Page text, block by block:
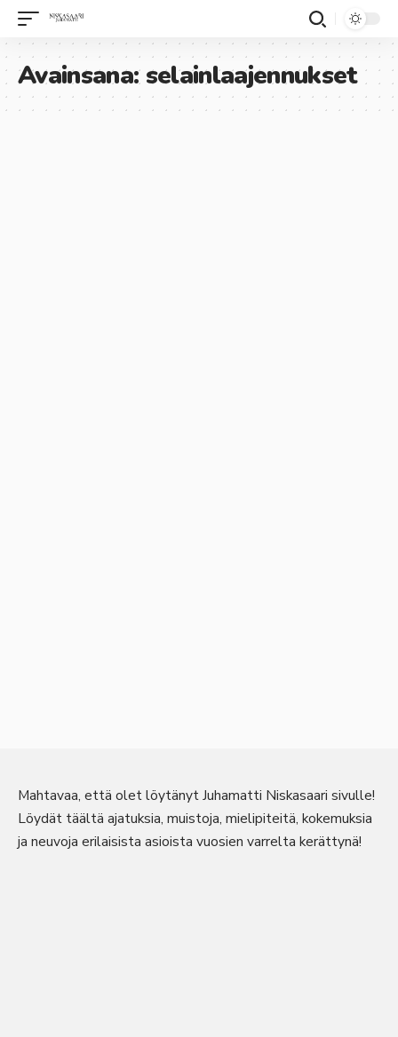
Avainsana:selainlaajennukset
Mahtavaa, että olet löytänyt Juhamatti Niskasaari sivulle!
Löydät täältä ajatuksia, muistoja, mielipiteitä, kokemuksia
ja neuvoja erilaisista asioista vuosien varrelta kerättynä!